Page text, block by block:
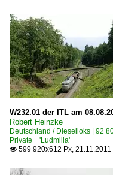
Dieselloks
BR 775 · T
Dieseltriebzüge
7 830 BR 830 ·
E-Loks |
7 131 BR 131
W232.01 der ITL am
Robert Heinzke
Deutschland / Dieselloks | 92
Private 'Ludmilla'
 599 920x612 Px, 21.11.2011